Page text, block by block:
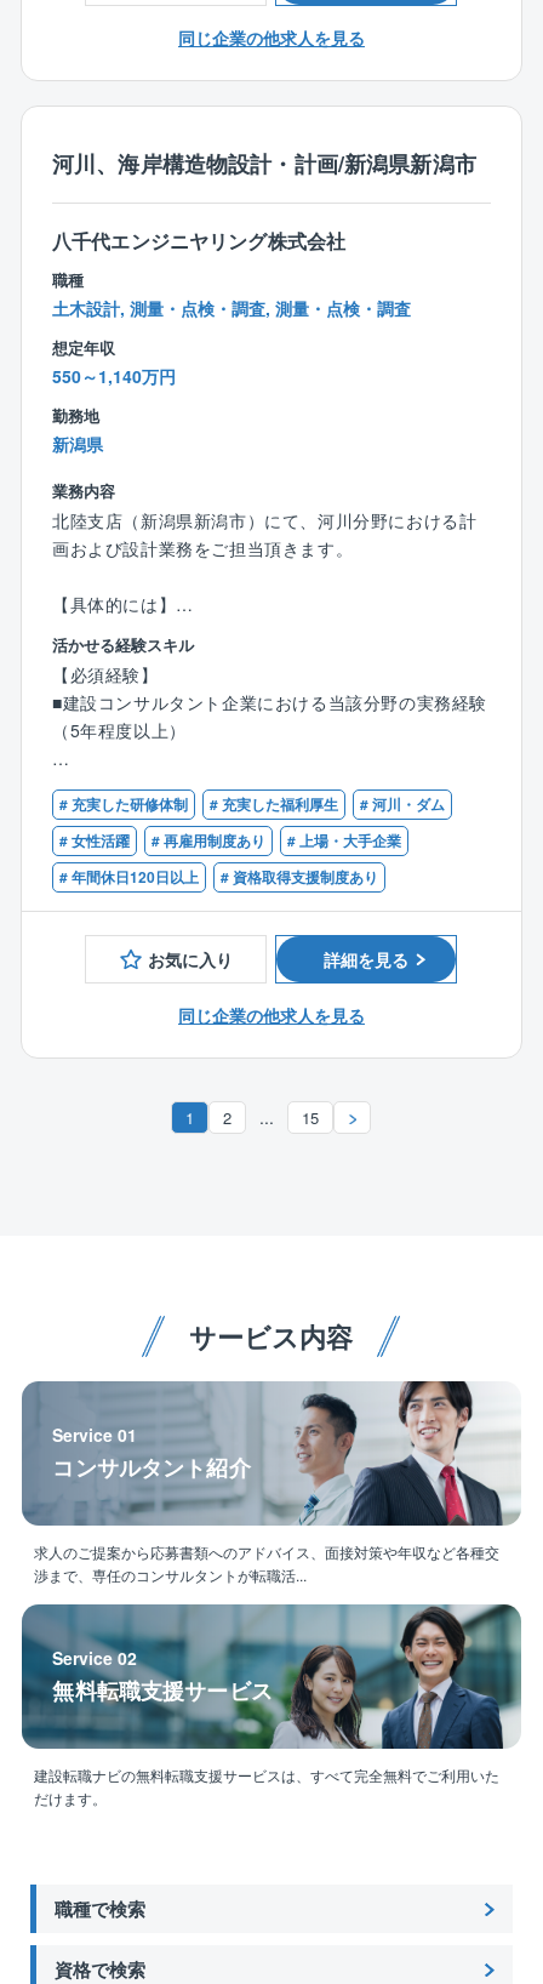
部、河川部、港湾・海洋部）など、専門性の異なるチ
ームがすぐ隣で働いています。
ットな組織になっております！
ジネス推進スキルの2軸での学びの機会（社内外講師に
導入しています。
◎働きやすさ抜群！ 多様な働き方をサポート
ダイバーシティやインクルージョンへの対応を推進し
ており、社員一人一人の個性の尊重、多様で柔軟な働
き方の実現、快適な職場環境の整備に向けた施策を講
じています！
フレックスタイム制度（コアタイム10：00～15：00）
を活用し、 月間の所定労働時間の範囲内で自身に合わ
せた柔軟な働き方ができます。
また、出社勤務と在宅勤務、サテライトオフィス勤務
を組み合わせた「ハイブリッドワーク」も推進してお
ります。
更に毎週水曜日をノー残業デーとして、ワークライフ
バランスの実現を目指しています。
◎社員の健康と働きがいを追求
し、2017年より9年連続で『健康経営優良法人ホワイ
ト500』に認定されています。
また、同社の社員数は1,314名のうち女性271名（2024
年実績）です。
2024年に「えるぼし認定」で2つ星を取得しており、
ワークライフバランスを推進し、働きやすい職場づく
りを実施しています。
◎仕事と家庭を両立しやすい環境です！
女性社員は育児休業取得率・復帰率100％。
男性社員の育児休業取得も全国平均よりも高い数値と
なっております！
（男性の育児休業取得率：61%/育児休業取得平均日数
オフィスは、技術部門の各グループがワンフロアに集
結しております！
ットな組織になっております！
◇土木物理探査 ◇資源調査 ◇大深度地盤調査 ◇
【配属先について】
■東日本支社 地質部：23名
■北陸支店：5名（支店在勤は全員で10名です）
※上記2拠点は積極的に募集をしております！
同じ企業の他求人を見る
河川、海岸構造物設計・計画/新潟県新潟市
八千代エンジニヤリング株式会社
職種
土木設計, 測量・点検・調査, 測量・点検・調査
想定年収
550～1,140万円
勤務地
新潟県
業務内容
北陸支店（新潟県新潟市）にて、河川分野における計
画および設計業務をご担当頂きます。
【具体的には】
■河川計画：治水・利水計画、河道計画、事業計画、流
域治水に資する計画、かわまちづくり検討
■河川構造物設計：堤防、護岸、堰、樋門、遊水地・調
節池などの河川構造物の設計、水防拠点、防災ステー
ション等の防災施設設計、親水施設設計
■防災・減災：河川・地域の危機管理対策、氾濫解析、
緊急復旧計画、防災施設計画、タイムラインの検討な
ど
【補足】
水害からまちや人々を守るための治水対策、堤防の整
備等のハード対策はもちろん、危機管理対策の減災へ
の取り組みといったソフト対策を組み合わせていくこ
具体的には、河道計画の立案や河川構造物の設計、自
【同社魅力ポイント】
◎業界トップクラスの建設コンサルタント企業です！
同社は鋼構造分野等をメインに様々な分野の業務を
手掛ける総合建設コンサルタントでございます。
国内のみならず、海外149ヵ国での実績もあるため、
入社後にチャレンジしていただくこともできる環境で
す。
◎中途社員の受け入れ態勢が抜群です！
同社は、福利厚生や研修制度も充実しており、社内
のリフレッシュルーム（鍼治療やマッサージ等）や保
育施設の設置等、社員の働き方や健康面の向上への取
り組みも実施されています。
また、業務以外に社内の部活動も活発に行ってお
り、他部署の方とのつながりを持てるなど、中途入社
された方も馴染みやすい環境です。
◎社員の健康維持・向上を図る取り組みを積極的に展
開し、2017年より6年連続で『健康経営優良法人ホワ
イト500』に認定されています。
活かせる経験スキル
【必須経験】
■建設コンサルタント企業における当該分野の実務経験
（5年程度以上）
【必須資格】※下記のいずれか
■技術士（建設部門：河川、砂防および海岸・海洋）
■RCCM（河川、砂防および海岸・海洋）
# 充実した研修体制 # 充実した福利厚生
# 河川・ダム
# 女性活躍
# 再雇用制度あり
# 上場・大手企業
# 年間休日120日以上
# 資格取得支援制度あり
お気に入り 詳細を見る
同じ企業の他求人を見る
1 2 ... 15
サービス内容
Service 01
コンサルタント紹介
求人のご提案から応募書類へのアドバイス、面接対策や年収など各種交
渉まで、専任のコンサルタントが転職活...
Service 02
無料転職支援サービス
建設転職ナビの無料転職支援サービスは、すべて完全無料でご利用いた
だけます。
職種で検索
資格で検索